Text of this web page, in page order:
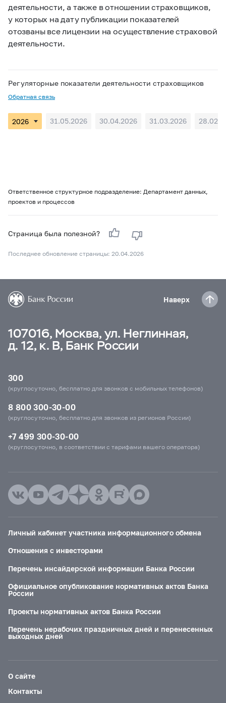
деятельности, а также в отношении страховщиков,
у которых на дату публикации показателей
отозваны все лицензии на осуществление страховой
деятельности.
Регуляторные показатели деятельности страховщиков
Обратная связь
31.05.2026 30.04.2026 31.03.2026
Ответственное структурное подразделение: Департамент данных,
проектов и процессов
Страница была полезной?
Последнее обновление страницы: 20.04.2026
Наверх
107016, Москва, ул. Неглинная,
д. 12, к. В, Банк России
300
(круглосуточно, бесплатно для звонков с мобильных телефонов)
8 800 300-30-00
(круглосуточно, бесплатно для звонков из регионов России)
+7 499 300-30-00
(круглосуточно, в соответствии с тарифами вашего оператора)
Личный кабинет участника информационного обмена
Отношения с инвесторами
Перечень инсайдерской информации Банка России
Официальное опубликование нормативных актов Банка
России
Проекты нормативных актов Банка России
Перечень нерабочих праздничных дней и перенесенных
выходных дней
О сайте
Контакты